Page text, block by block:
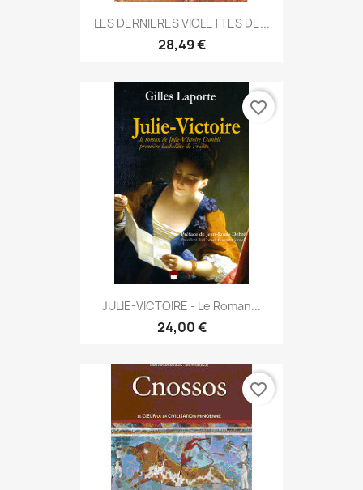
LES DERNIERES VIOLETTES DE...
28,49 €
JULIE-VICTOIRE - Le Roman...
24,00 €
favorite_border
favorite_border